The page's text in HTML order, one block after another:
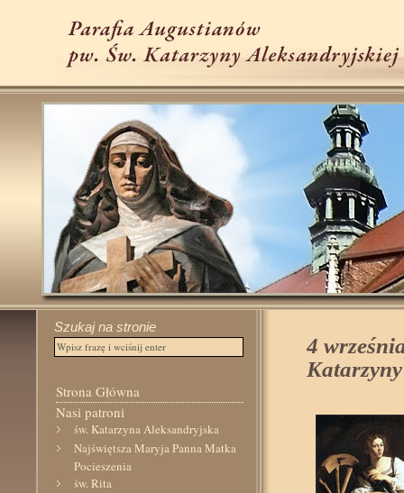
4
Szukaj na stronie
Strona Główna
Nasi patroni
św. Katarzyna Aleksandryjska
Najświętsza Maryja Panna Matka
Pocieszenia
św. Rita